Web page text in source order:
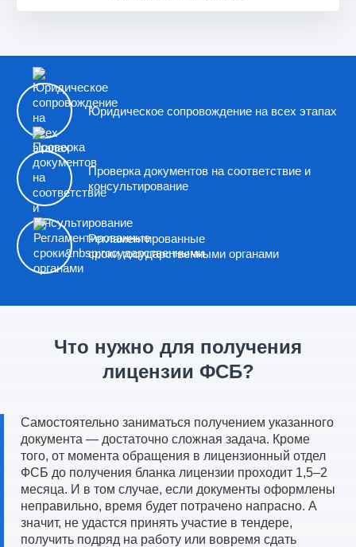
Юридическое сопровождение на всех этапах
Проверка документов на соответствие и
консультирование
Регламентированные
сроки государственными органами
Что нужно для получения
лицензии ФСБ?
Самостоятельно заниматься получением указанного
документа — достаточно сложная задача. Кроме
того, от момента обращения в лицензионный отдел
ФСБ до получения бланка лицензии проходит 1,5–2
месяца. И в том случае, если документы оформлены
неправильно, время будет потрачено напрасно. А
значит, не удастся принять участие в тендере,
получить подряд на работу или вовремя сдать